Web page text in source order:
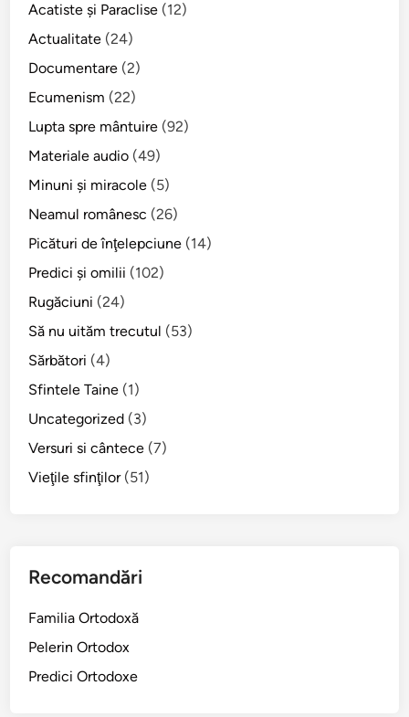
Acatiste şi Paraclise (12)
Actualitate (24)
Documentare (2)
Ecumenism (22)
Lupta spre mântuire (92)
Materiale audio (49)
Minuni şi miracole (5)
Neamul românesc (26)
Picături de înţelepciune (14)
Predici şi omilii (102)
Rugăciuni (24)
Să nu uităm trecutul (53)
Sărbători (4)
Sfintele Taine (1)
Uncategorized (3)
Versuri si cântece (7)
Vieţile sfinţilor(51)
Recomandări
Familia Ortodoxă
Pelerin Ortodox
Predici Ortodoxe